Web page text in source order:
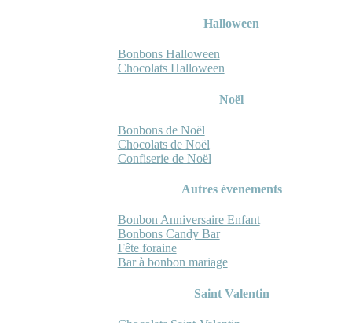
Halloween
Bonbons Halloween
Chocolats Halloween
Noël
Bonbons de Noël
Chocolats de Noël
Confiserie de Noël
Autres évenements
Bonbon Anniversaire Enfant
Bonbons Candy Bar
Fête foraine
Bar à bonbon mariage
Saint Valentin